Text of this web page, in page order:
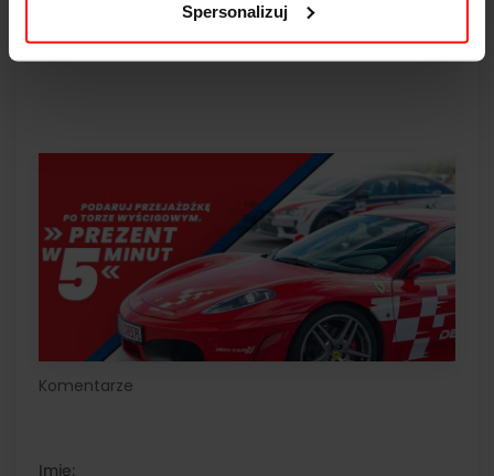
Spersonalizuj
przejazdy sportowymi samochodamina Devil-Cars i
poczuj adrenalinę na torze!
Komentarze
Imię: